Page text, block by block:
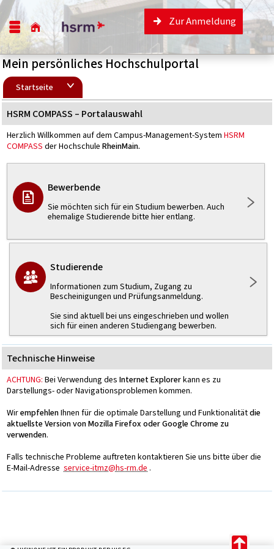
Zur Anmeldung
Mein persönliches Hochschulportal
Startseite
HSRM COMPASS – Portalauswahl
Herzlich Willkommen auf dem Campus-Management-System HSRM
COMPASS der Hochschule RheinMain.
Bewerbende
Sie möchten sich für ein Studium bewerben. Auch
ehemalige Studierende bitte hier entlang.
Studierende
Informationen zum Studium, Zugang zu
Bescheinigungen und Prüfungsanmeldung.
Sie sind aktuell bei uns eingeschrieben und wollen
sich für einen anderen Studiengang bewerben.
Technische Hinweise
ACHTUNG: Bei Verwendung des Internet Explorerkann es zu
Darstellungs- oder Navigationsproblemen kommen.
WirempfehlenIhnen für die optimale Darstellung und Funktionalitätdie
aktuellste Version von Mozilla Firefox oder Google Chrome zu
verwenden.
Falls technische Probleme auftreten kontaktieren Sie uns bitte über die
E-Mail-Adresse service-itmz@hs-rm.de .